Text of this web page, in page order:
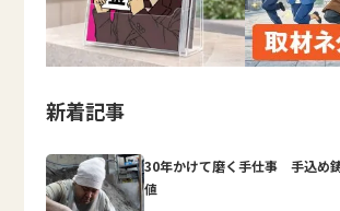
新着記事
30年かけて磨く手仕事 手込め
値